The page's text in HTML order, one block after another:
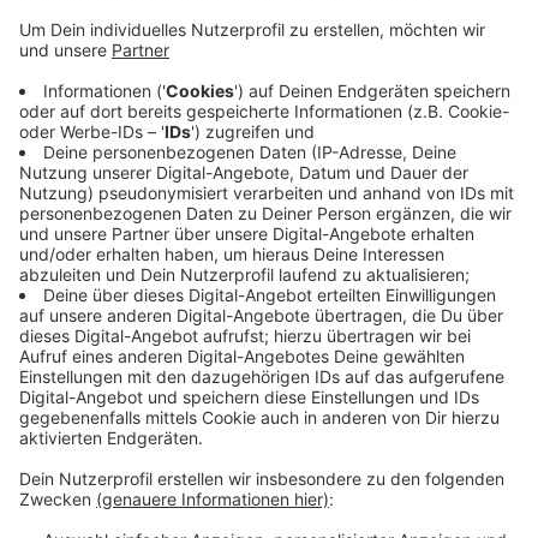
mit fast 28,9 Prozent knapp zwei Prozentpunkte
höher als der bei uns im Kreis. Hier kostet ein
Quadratmeter im Durchschnitt 7,50 Euro. Das ist
die Kaltmiete mit allen umlegbaren Kosten. Daraus
ergibt sich eine Mietbelastungsquote von rund
27,1 Prozent. Die Quote gibt an, wie viel vom
Haushaltseinkommen für Miete ausgegeben wird.
In NRW müssen die Menschen in Köln anteilig am
meisten für die Miete ausgeben, am wenigsten im
Hochsauerlandkreis.
Veröffentlicht:Donnerstag, 24.08.2023 13:47
Anzeige